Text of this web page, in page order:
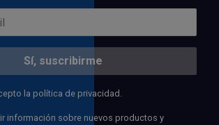
la política de privacidad.
información sobre nuevos productos y